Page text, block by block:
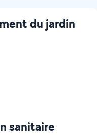
du jardin
sanitaire